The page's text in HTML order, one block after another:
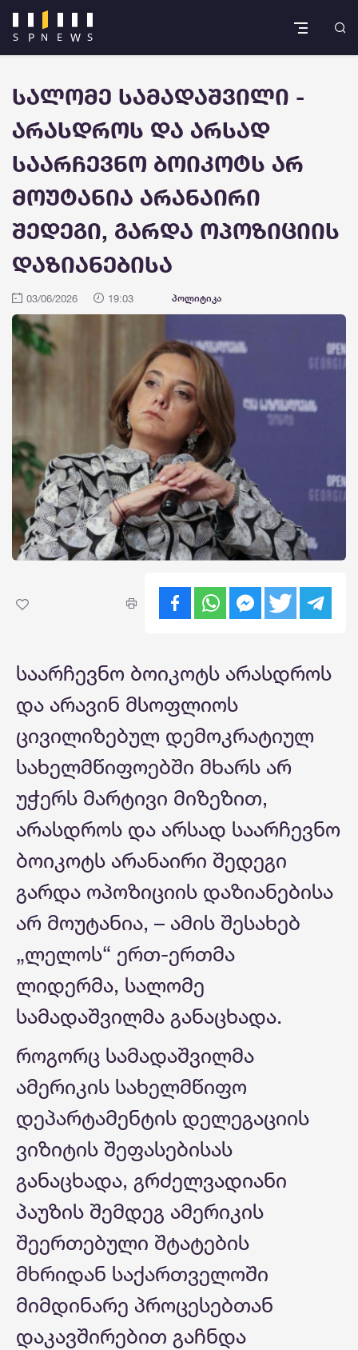
სალომე სამადაშვილი -
არასდროს და არსად
საარჩევნო ბოიკოტს არ
მოუტანია არანაირი
შედეგი, გარდა ოპოზიციის
დაზიანებისა
03/06/2026 19:03 პოლიტიკა
საარჩევნო ბოიკოტს არასდროს
და არავინ მსოფლიოს
ცივილიზებულ დემოკრატიულ
სახელმწიფოებში მხარს არ
უჭერს მარტივი მიზეზით,
არასდროს და არსად საარჩევნო
ბოიკოტს არანაირი შედეგი
გარდა ოპოზიციის დაზიანებისა
არ მოუტანია, – ამის შესახებ
„ლელოს“ ერთ-ერთმა
ლიდერმა, სალომე
სამადაშვილმა განაცხადა.
როგორც სამადაშვილმა
ამერიკის სახელმწიფო
დეპარტამენტის დელეგაციის
ვიზიტის შეფასებისას
განაცხადა, გრძელვადიანი
პაუზის შემდეგ ამერიკის
შეერთებული შტატების
მხრიდან საქართველოში
მიმდინარე პროცესებთან
დაკავშირებით გაჩნდა